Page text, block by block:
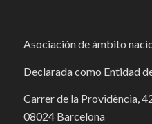
Asociación de ámbito
Declarada como Entidad
Carrer de la Providència,
08024 Barcelona